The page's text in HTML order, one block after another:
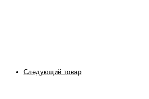
Следующий товар